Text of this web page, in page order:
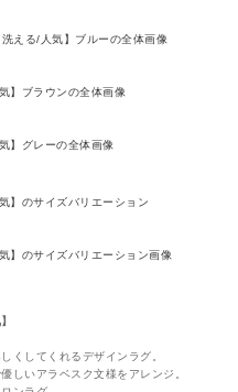
くしてくれるデザインラグ。
しいアラベスク文様をアレンジ。